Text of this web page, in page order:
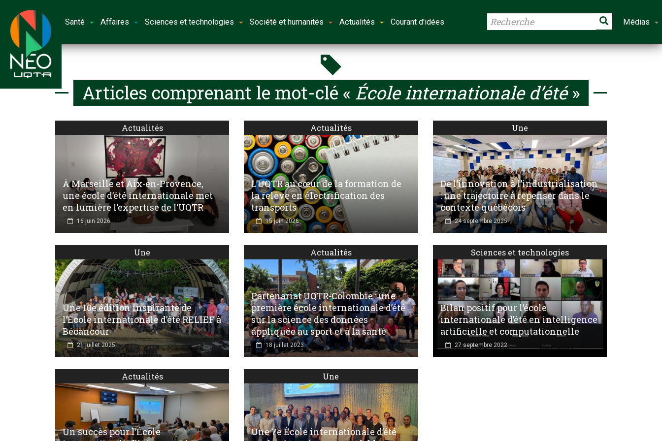
Santé Affaires Sciences et technologies Société et humanités Actualités Courant d'idées Médias
Articles comprenant le mot-clé « École internationale d’été»
Actualités
À Marseille et Aix-en-Provence,
une école d’été internationale met
en lumière l’expertise de l’UQTR
16 juin 2026
Actualités
L’UQTR au cœur de la formation de
la relève en électrification des
transports
15 juin 2026
Une
De l’innovation à l’industrialisation
: une trajectoire à repenser dans le
contexte québécois
24 septembre 2025
Une
Une 10e édition inspirante de
l’École internationale d’été RELIEF à
Bécancour
21 juillet 2025
Actualités
Partenariat UQTR-Colombie : une
première école internationale d’été
sur la science des données
appliquée au sport et à la santé
18 juillet 2023
Sciences et technologies
Bilan positif pour l’école
internationale d’été en intelligence
artificielle et computationnelle
27 septembre 2022
Actualités
Un succès pour l’École
Une
Une 7e École internationale d’été